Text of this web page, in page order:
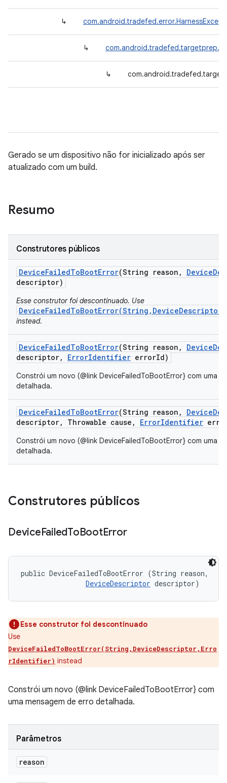
↳
↳
↳
Gerado se um dispositivo não for inicializado após ser
atualizado com um build.
Resumo
Construtores públicos
DeviceFailedToBootError(String reason , Device
descriptor)
Esse construtor foi descontinuado. Use
instead.
DeviceFailedToBootError(String reason , Device
descriptor, ErrorIdentifier errorId)
Constrói um novo (@link DeviceFailedToBootError} com uma
detalhada.
DeviceFailedToBootError(String reason , Device
descriptor, Throwable cause , ErrorIdentifier
Constrói um novo (@link DeviceFailedToBootError} com uma
detalhada.
Construtores públicos
DeviceFailedToBootError
public DeviceFailedToBootError (String reason,
DeviceDescriptor descriptor)
Esse construtor foi descontinuado
Use
DeviceFailedToBootError(String,DeviceDescriptor,Erro
rIdentifier) instead
Constrói um novo (@link DeviceFailedToBootError} com
uma mensagem de erro detalhada.
Parâmetros
reason